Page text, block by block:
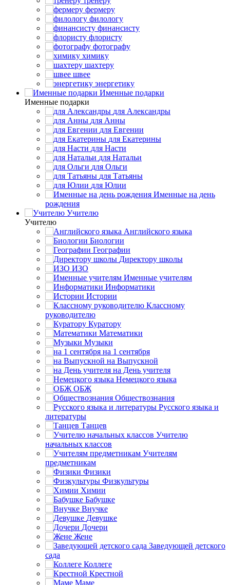
фермеру
филологу
финансисту
флористу
фотографу
химику
шахтеру
швее
энергетику
Именные подарки
Именные подарки
для Александры
для Анны
для Евгении
для Екатерины
для Насти
для Натальи
для Ольги
для Татьяны
для Юлии
Именные на день
рождения
Учителю
Учителю
Английского языка
Биологии
Географии
Директору школы
ИЗО
Именные учителям
Информатики
Истории
Классному
руководителю
Куратору
Математики
Музыки
на 1 сентября
на Выпускной
на День учителя
Немецкого языка
ОБЖ
Обществознания
Русского языка и
литературы
Танцев
Учителю
начальных классов
Учителям
предметникам
Физики
Физкультуры
Химии
Бабушке
Внучке
Девушке
Дочери
Жене
Заведующей детского
сада
Коллеге
Крестной
Маме